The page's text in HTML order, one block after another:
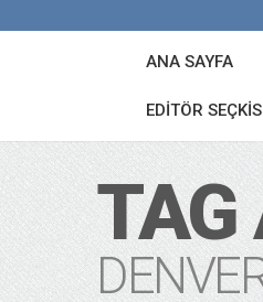
ANA SAYFA
EDITÖR
TAG